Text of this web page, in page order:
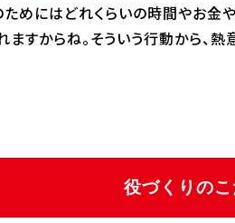
めにはどれくらいの時間やお
すからね。そういう行動から、
役づくりのこ